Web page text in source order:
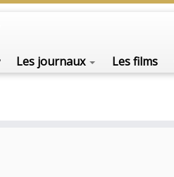
Les journaux Les films